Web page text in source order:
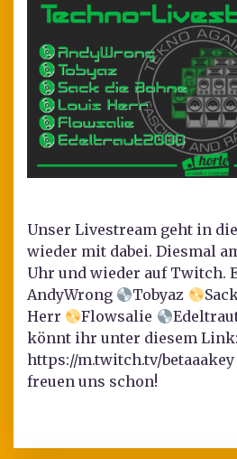
Unser Livestream geht in
wieder mit dabei. Diesmal
Uhr und wieder auf Twitch.
AndyWrong
Tobyaz
Herr
Flowsalie
könnt ihr unter diesem Link:
https://m.twitch.tv/
freuen uns schon!